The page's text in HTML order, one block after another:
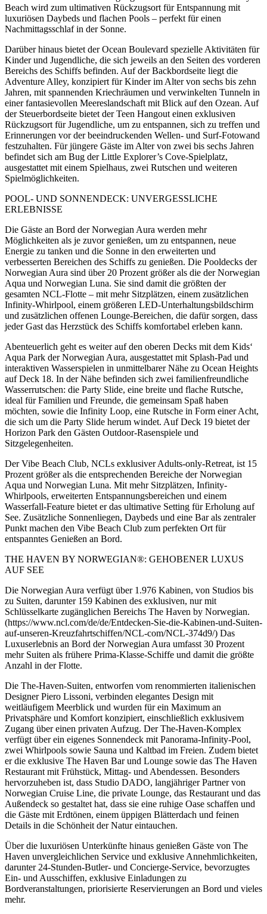
Beach wird zum ultimativen Rückzugsort für Entspannung mit
luxuriösen Daybeds und flachen Pools – perfekt für einen
Nachmittagsschlaf in der Sonne.
Darüber hinaus bietet der Ocean Boulevard spezielle Aktivitäten für
Kinder und Jugendliche, die sich jeweils an den Seiten des vorderen
Bereichs des Schiffs befinden. Auf der Backbordseite liegt die
Adventure Alley, konzipiert für Kinder im Alter von sechs bis zehn
Jahren, mit spannenden Kriechräumen und verwinkelten Tunneln in
einer fantasievollen Meereslandschaft mit Blick auf den Ozean. Auf
der Steuerbordseite bietet der Teen Hangout einen exklusiven
Rückzugsort für Jugendliche, um zu entspannen, sich zu treffen und
Erinnerungen vor der beeindruckenden Wellen- und Surf-Fotowand
festzuhalten. Für jüngere Gäste im Alter von zwei bis sechs Jahren
befindet sich am Bug der Little Explorer’s Cove-Spielplatz,
ausgestattet mit einem Spielhaus, zwei Rutschen und weiteren
Spielmöglichkeiten.
POOL- UND SONNENDECK: UNVERGESSLICHE
ERLEBNISSE
Die Gäste an Bord der Norwegian Aura werden mehr
Möglichkeiten als je zuvor genießen, um zu entspannen, neue
Energie zu tanken und die Sonne in den erweiterten und
verbesserten Bereichen des Schiffs zu genießen. Die Pooldecks der
Norwegian Aura sind über 20 Prozent größer als die der Norwegian
Aqua und Norwegian Luna. Sie sind damit die größten der
gesamten NCL-Flotte – mit mehr Sitzplätzen, einem zusätzlichen
Infinity-Whirlpool, einem größeren LED-Unterhaltungsbildschirm
und zusätzlichen offenen Lounge-Bereichen, die dafür sorgen, dass
jeder Gast das Herzstück des Schiffs komfortabel erleben kann.
Abenteuerlich geht es weiter auf den oberen Decks mit dem Kids‘
Aqua Park der Norwegian Aura, ausgestattet mit Splash-Pad und
interaktiven Wasserspielen in unmittelbarer Nähe zu Ocean Heights
auf Deck 18. In der Nähe befinden sich zwei familienfreundliche
Wasserrutschen: die Party Slide, eine breite und flache Rutsche,
ideal für Familien und Freunde, die gemeinsam Spaß haben
möchten, sowie die Infinity Loop, eine Rutsche in Form einer Acht,
die sich um die Party Slide herum windet. Auf Deck 19 bietet der
Horizon Park den Gästen Outdoor-Rasenspiele und
Sitzgelegenheiten.
Der Vibe Beach Club, NCLs exklusiver Adults-only-Retreat, ist 15
Prozent größer als die entsprechenden Bereiche der Norwegian
Aqua und Norwegian Luna. Mit mehr Sitzplätzen, Infinity-
Whirlpools, erweiterten Entspannungsbereichen und einem
Wasserfall-Feature bietet er das ultimative Setting für Erholung auf
See. Zusätzliche Sonnenliegen, Daybeds und eine Bar als zentraler
Punkt machen den Vibe Beach Club zum perfekten Ort für
entspanntes Genießen an Bord.
THE HAVEN BY NORWEGIAN®: GEHOBENER LUXUS
AUF SEE
Die Norwegian Aura verfügt über 1.976 Kabinen, von Studios bis
zu Suiten, darunter 159 Kabinen des exklusiven, nur mit
Schlüsselkarte zugänglichen Bereichs The Haven by Norwegian.
(https://www.ncl.com/de/de/Entdecken-Sie-die-Kabinen-und-Suiten-
auf-unseren-Kreuzfahrtschiffen/NCL-com/NCL-374d9/) Das
Luxuserlebnis an Bord der Norwegian Aura umfasst 30 Prozent
mehr Suiten als frühere Prima-Klasse-Schiffe und damit die größte
Anzahl in der Flotte.
Die The-Haven-Suiten, entworfen vom renommierten italienischen
Designer Piero Lissoni, verbinden elegantes Design mit
weitläufigem Meerblick und wurden für ein Maximum an
Privatsphäre und Komfort konzipiert, einschließlich exklusivem
Zugang über einen privaten Aufzug. Der The-Haven-Komplex
verfügt über ein eigenes Sonnendeck mit Panorama-Infinity-Pool,
zwei Whirlpools sowie Sauna und Kaltbad im Freien. Zudem bietet
er die exklusive The Haven Bar und Lounge sowie das The Haven
Restaurant mit Frühstück, Mittag- und Abendessen. Besonders
hervorzuheben ist, dass Studio DADO, langjähriger Partner von
Norwegian Cruise Line, die private Lounge, das Restaurant und das
Außendeck so gestaltet hat, dass sie eine ruhige Oase schaffen und
die Gäste mit Erdtönen, einem üppigen Blätterdach und feinen
Details in die Schönheit der Natur eintauchen.
Über die luxuriösen Unterkünfte hinaus genießen Gäste von The
Haven unvergleichlichen Service und exklusive Annehmlichkeiten,
darunter 24-Stunden-Butler- und Concierge-Service, bevorzugtes
Ein- und Ausschiffen, exklusive Einladungen zu
Bordveranstaltungen, priorisierte Reservierungen an Bord und vieles
mehr.